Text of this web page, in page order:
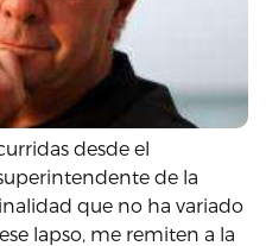
desde el
de la
que no ha variado
lapso, me remiten a la